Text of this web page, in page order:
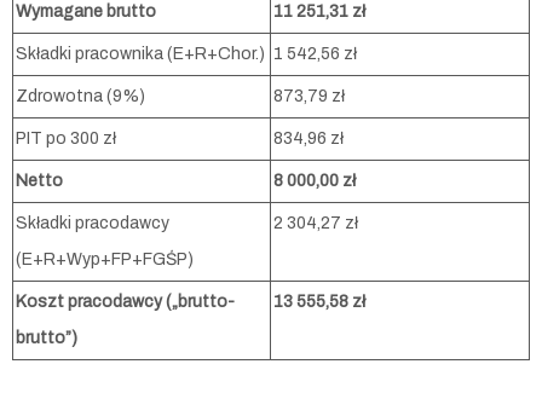
Wymagane brutto 11 251,31 zł
Składki pracownika (E+R+Chor.) 1 542,56 zł
Zdrowotna (9%) 873,79 zł
PIT po 300 zł 834,96 zł
Netto 8 000,00 zł
Składki pracodawcy
(E+R+Wyp+FP+FGŚP)
2 304,27 zł
Koszt pracodawcy („brutto-
brutto”)
13 555,58 zł